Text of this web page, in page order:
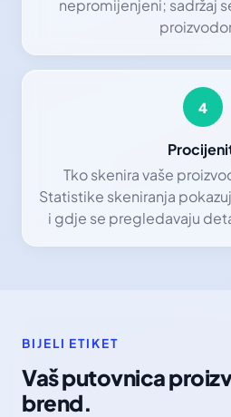
nepromijenjeni; sadržaj
4
Tko skenira vaše
Statistike skeniranja
i gdje se pregledavaju
BIJELI ETIKET
Vaš putovnica
brend.